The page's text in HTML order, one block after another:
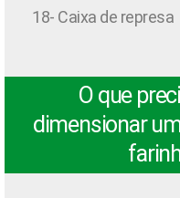
18- Caixa de represa
O que
dimensionar